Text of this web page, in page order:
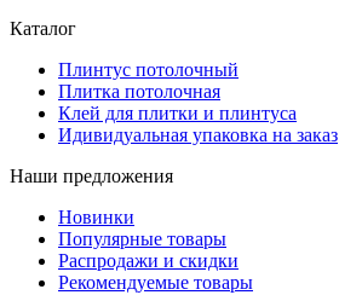
Каталог
Плинтус потолочный
Плитка потолочная
Клей для плитки и плинтуса
Идивидуальная упаковка на заказ
Наши предложения
Новинки
Популярные товары
Распродажи и скидки
Рекомендуемые товары